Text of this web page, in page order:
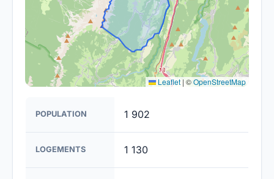
Leaflet | ©OpenStreetMap
POPULATION 1 902
LOGEMENTS 1 130